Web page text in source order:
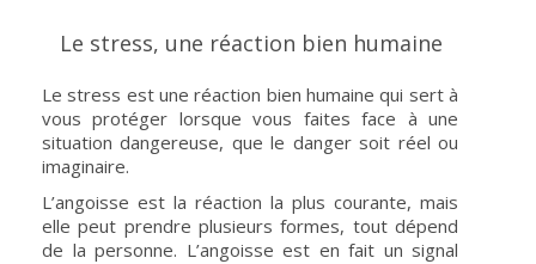
Le stress, une réaction bien humaine
Le stress est une réaction bien humaine qui sert à
vous protéger lorsque vous faites face à une
situation dangereuse, que le danger soit réel ou
imaginaire.
L’angoisse est la réaction la plus courante, mais
elle peut prendre plusieurs formes, tout dépend
de la personne. L’angoisse est en fait un signal